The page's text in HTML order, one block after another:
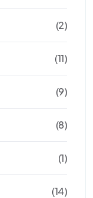
(2)
(11)
(9)
(8)
(1)
(14)